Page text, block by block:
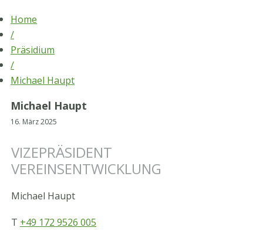
to
content
Home
/
Präsidium
/
Michael Haupt
Michael Haupt
16. März 2025
VIZEPRÄSIDENT
VEREINSENTWICKLUNG
Michael Haupt
T +49 172 9526 005